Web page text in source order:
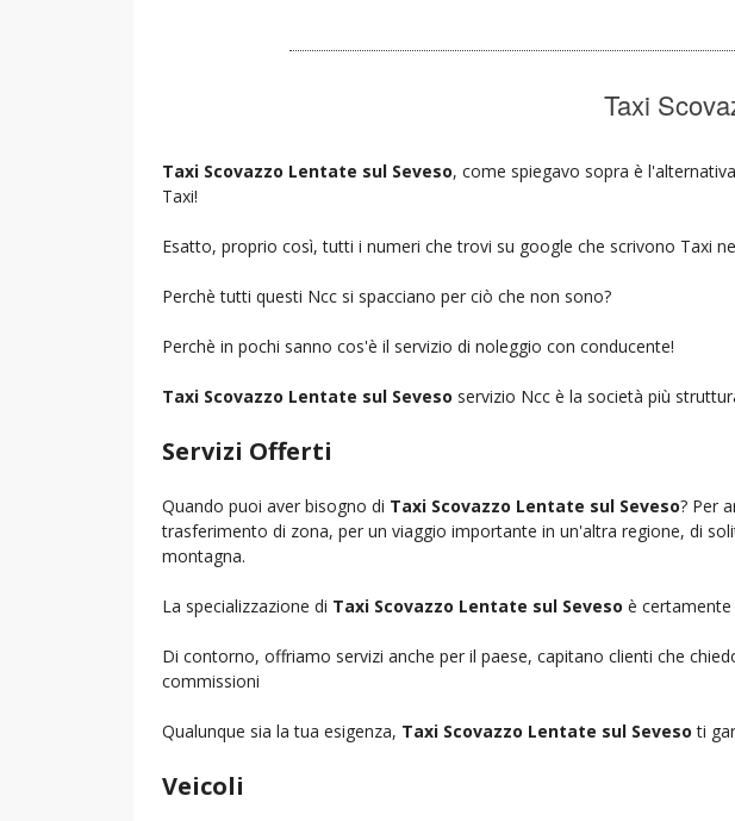
Taxi
Taxi Scovazzo Lentate sul Seveso, come spiegavo sopra è
Taxi!
Esatto, proprio così, tutti i numeri che trovi su google che scrivono Taxi
Perchè tutti questi Ncc si spacciano per ciò che non sono?
Perchè in pochi sanno cos'è il servizio di noleggio con conducente!
Taxi Scovazzo Lentate sul Seveso servizio Ncc è la società più
Servizi Offerti
Quando puoi aver bisogno di Taxi Scovazzo Lentate sul Seveso? Per
trasferimento di zona, per un viaggio importante in un'altra regione, di
montagna.
La specializzazione di Taxi Scovazzo Lentate sul Seveso è
Di contorno, offriamo servizi anche per il paese, capitano clienti che
commissioni
Qualunque sia la tua esigenza, Taxi Scovazzo Lentate sul Seveso ti
Veicoli